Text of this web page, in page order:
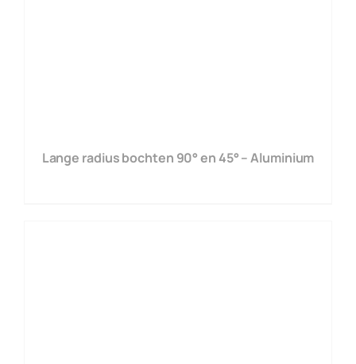
Lange radius bochten 90° en 45° – Aluminium